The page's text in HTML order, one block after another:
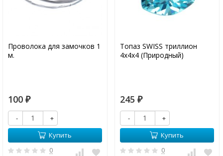
Проволока для замочков 1
м.
100 ₽
-
+
Купить
0
Топаз SWISS триллион
4х4х4 (Природный)
245 ₽
-
+
Купить
0